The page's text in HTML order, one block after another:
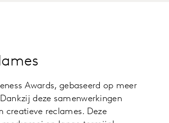
Awards, gebaseerd op meer
deze samenwerkingen
creatieve reclames. Deze